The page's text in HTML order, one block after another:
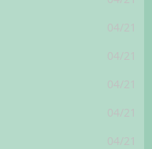
04/21
04/21
04/21
04/21
04/21